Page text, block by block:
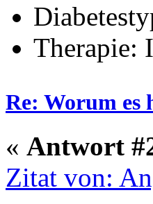
Therapie:
Re: Worum es
« Antwort
Zitat von: